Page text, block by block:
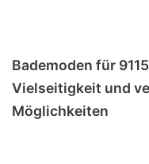
Bademoden für
Vielseitigkeit und
Möglichkeiten